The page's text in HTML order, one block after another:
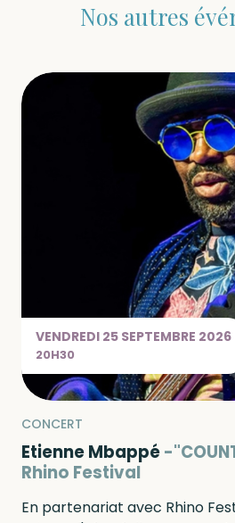
Nos autres
VENDREDI 25 SEPTEMBRE 2026
20H30
CONCERT
Etienne Mbappé
Rhino Festival
En partenariat avec Rhino